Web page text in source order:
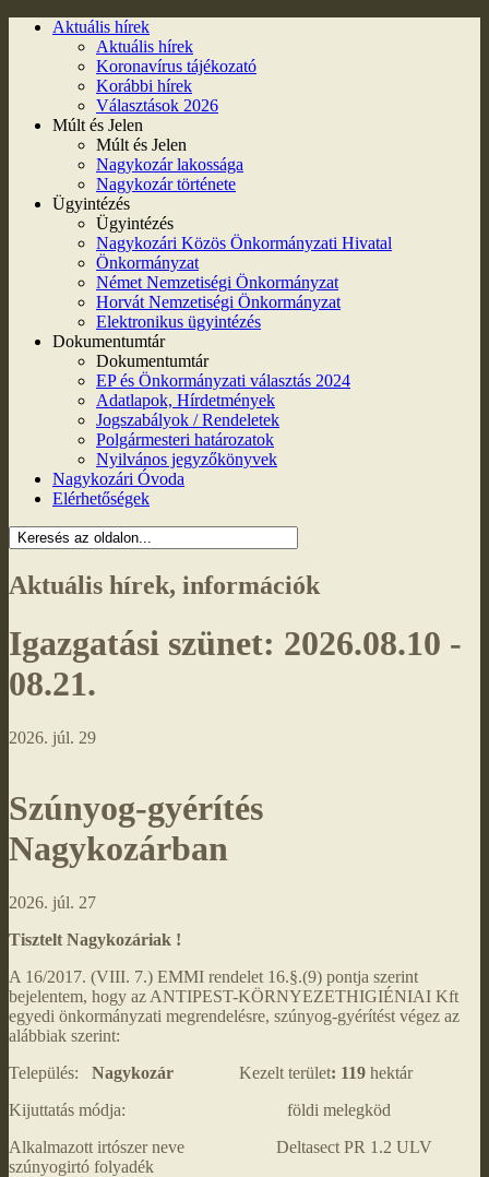
Aktuális hírek
Aktuális hírek
Koronavírus tájékozató
Korábbi hírek
Választások 2026
Múlt és Jelen
Múlt és Jelen
Nagykozár lakossága
Nagykozár története
Ügyintézés
Ügyintézés
Nagykozári Közös Önkormányzati Hivatal
Önkormányzat
Német Nemzetiségi Önkormányzat
Horvát Nemzetiségi Önkormányzat
Elektronikus ügyintézés
Dokumentumtár
Dokumentumtár
EP és Önkormányzati választás 2024
Adatlapok, Hírdetmények
Jogszabályok / Rendeletek
Polgármesteri határozatok
Nyilvános jegyzőkönyvek
Nagykozári Óvoda
Elérhetőségek
Aktuális hírek, információk
Igazgatási szünet: 2026.08.10 -
08.21.
2026. júl. 29
Szúnyog-gyérítés
Nagykozárban
2026. júl. 27
Tisztelt Nagykozáriak !
A 16/2017. (VIII. 7.) EMMI rendelet 16.§.(9) pontja szerint
bejelentem, hogy az ANTIPEST-KÖRNYEZETHIGIÉNIAI Kft
egyedi önkormányzati megrendelésre, szúnyog-gyérítést végez az
alábbiak szerint:
Település: Nagykozár Kezelt terület: 119 hektár
Kijuttatás módja: földi melegköd
Alkalmazott irtószer neve Deltasect PR 1.2 ULV
szúnyogirtó folyadék